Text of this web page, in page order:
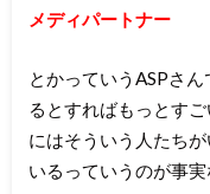
メディパートナー
とかっていうASPさ
るとすればもっとす
にはそういう人たち
いるっていうのが事実